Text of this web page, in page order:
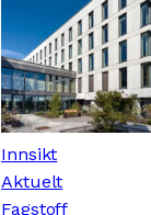
Innsikt
Aktuelt
Fagstoff